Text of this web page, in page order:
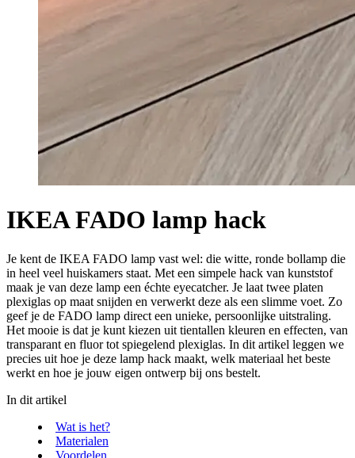
IKEA FADO lamp hack
Je kent de IKEA FADO lamp vast wel: die witte, ronde bollamp die
in heel veel huiskamers staat. Met een simpele hack van kunststof
maak je van deze lamp een échte eyecatcher. Je laat twee platen
plexiglas op maat snijden en verwerkt deze als een slimme voet. Zo
geef je de FADO lamp direct een unieke, persoonlijke uitstraling.
Het mooie is dat je kunt kiezen uit tientallen kleuren en effecten, van
transparant en fluor tot spiegelend plexiglas. In dit artikel leggen we
precies uit hoe je deze lamp hack maakt, welk materiaal het beste
werkt en hoe je jouw eigen ontwerp bij ons bestelt.
In dit artikel
Wat is het?
Materialen
Voordelen